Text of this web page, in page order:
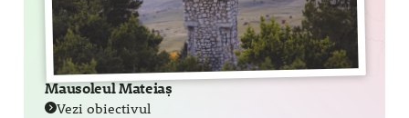
Mausoleul Mateiaș
Vezi obiectivul